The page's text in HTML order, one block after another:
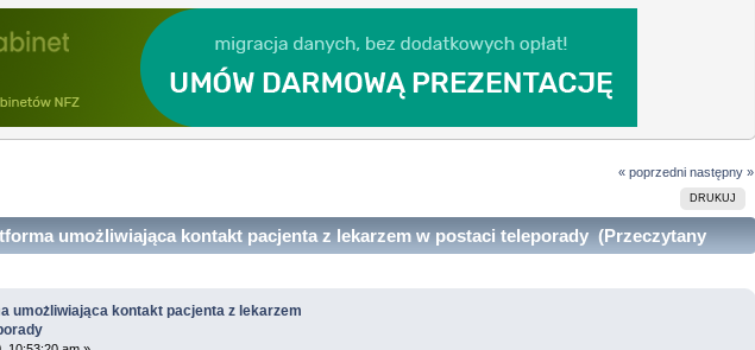
« poprzedni następny »
DRUKUJ
umożliwiająca kontakt pacjenta z lekarzem w postaci teleporady (Przeczytany
umożliwiająca kontakt pacjenta z lekarzem